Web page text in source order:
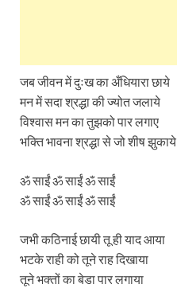
जब जीवन में दुःख का अँधियारा छाये
मन में सदा श्रद्धा की ज्योत जलाये
विश्वास मन का तुझको पार लगाए
भक्ति भावना श्रद्धा से जो शीष झुकाये
ॐ साईं ॐ साईं ॐ साईं
ॐ साईं ॐ साईं ॐ साईं
जभी कठिनाई छायी तू ही याद आया
भटके राही को तूने राह दिखाया
तूने भक्तों का बेडा पार लगाया